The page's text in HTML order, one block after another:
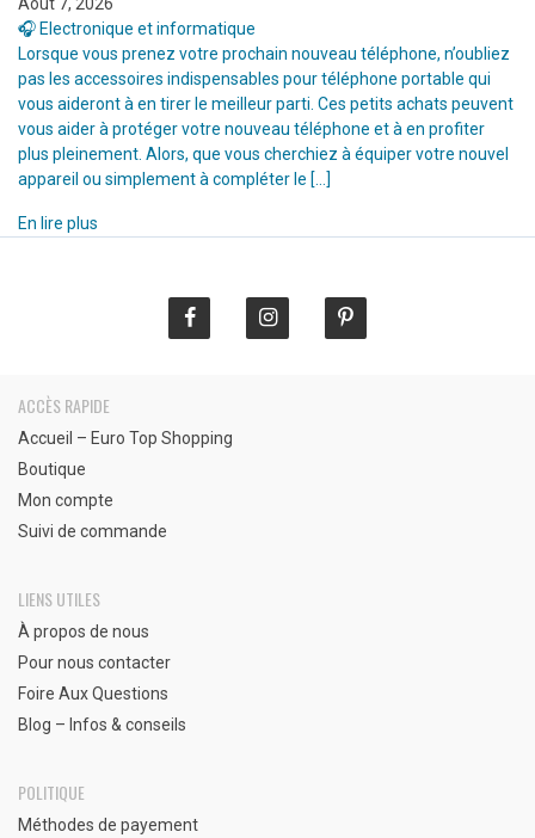
🎧 Electronique et informatique
Lorsque vous prenez votre prochain nouveau téléphone, n’oubliez
pas les accessoires indispensables pour téléphone portable qui
vous aideront à en tirer le meilleur parti. Ces petits achats peuvent
vous aider à protéger votre nouveau téléphone et à en profiter
plus pleinement. Alors, que vous cherchiez à équiper votre nouvel
appareil ou simplement à compléter le […]
En lire plus
ACCÈS RAPIDE
Accueil – Euro Top Shopping
Boutique
Mon compte
Suivi de commande
LIENS UTILES
À propos de nous
Pour nous contacter
Foire Aux Questions
Blog – Infos & conseils
POLITIQUE
Méthodes de payement